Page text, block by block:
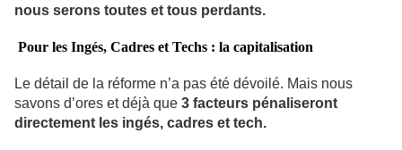
nous serons toutes et tous perdants.
Pour les Ingés, Cadres et Techs : la capitalisation
Le détail de la réforme n’a pas été dévoilé. Mais nous
savons d’ores et déjà que 3 facteurs pénaliseront
directement les ingés, cadres et tech.